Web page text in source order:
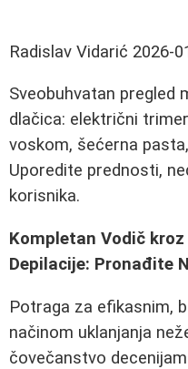
Radislav Vidarić 2026-
Sveobuhvatan pregled
dlačica: električni
voskom, šećerna
Uporedite prednosti,
korisnika.
Kompletan Vodič
Depilacije: Pronađite
Potraga za efikasnim,
načinom uklanjanja
čovečanstvo